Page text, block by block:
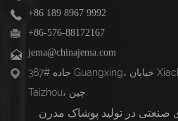
+86 189 8967 9992
+86-576-88172167
jema@chinajema.com
367# جاده Guangxing، خیابان Xiachen، منطقه Jiaojiang، شهر
Taizhou، چین.
در تولید پوشاک مدرن